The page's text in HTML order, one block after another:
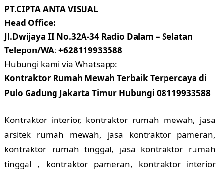
PT.CIPTA ANTA VISUAL
Head Office:
Jl.Dwijaya II No.32A-34 Radio Dalam – Selatan
Telepon/WA: +628119933588
Hubungi kami via Whatsapp:
Kontraktor Rumah Mewah Terbaik Terpercaya di
Pulo Gadung Jakarta Timur Hubungi 08119933588
Kontraktor interior, kontraktor rumah mewah, jasa
arsitek rumah mewah, jasa kontraktor pameran,
kontraktor rumah tinggal, jasa kontraktor rumah
tinggal , kontraktor pameran, kontraktor interior